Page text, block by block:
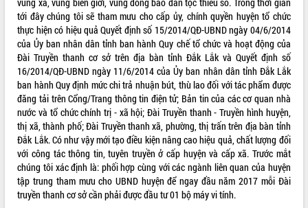
quan Đảng, Nhà nước
Lễ phát động chuỗi hoạt động chung
tay làm sạch môi trường
Xã Ea Kar bước chuyển mình trong
công tác cải cách hành chính mô hình
mới
UBND tỉnh họp báo định kỳ tháng 4
năm 2026
Hội thảo khoa học “Giải pháp thúc đẩy
phát triển nền kinh tế xanh tại tỉnh
Đắk Lắk”
Tăng cường giám sát, đôn đốc thực
hiện nhiệm vụ quản lý tài sản công
tới đây chúng tôi sẽ tham mưu cho cấp ủy, chính quyền huyện tổ chức
thực hiện có hiệu quả Quyết định số 15/2014/QĐ-UBND ngày 04/6/2014
của Ủy ban nhân dân tỉnh ban hành Quy chế tổ chức và hoạt động của
Đài Truyền thanh cơ sở trên địa bàn tỉnh Đắk Lắk và Quyết định số
16/2014/QĐ-UBND ngày 11/6/2014 của Ủy ban nhân dân tỉnh Đắk Lắk
ban hành Quy định mức chi trả nhuận bút, thù lao đối với tác phẩm được
đăng tải trên Cổng/Trang thông tin điện tử; Bản tin của các cơ quan nhà
nước và tổ chức chính trị - xã hội; Đài Truyền thanh - Truyền hình huyện,
thị xã, thành phố; Đài Truyền thanh xã, phường, thị trấn trên địa bàn tỉnh
Đắk Lắk. Có như vậy mới tạo điều kiện nâng cao hiệu quả, chất lượng đối
với công tác thông tin, tuyên truyền ở cấp huyện và cấp xã. Trước mắt
chúng tôi xác định là: phối hợp cùng với các ngành liên quan của huyện
tập trung tham mưu cho UBND huyện để ngay đầu năm 2017 mỗi Đài
truyền thanh cơ sở cần phải được đầu tư 01 bộ máy vi tính.